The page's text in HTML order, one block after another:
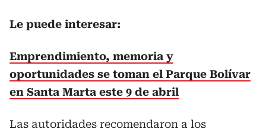
Le puede interesar:
Emprendimiento, memoria y
oportunidades se toman el Parque Bolívar
en Santa Marta este 9 de abril
Las autoridades recomendaron a los